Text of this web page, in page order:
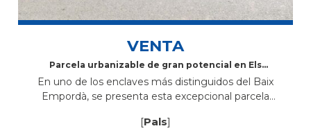
VENTA
Parcela urbanizable de gran potencial en Els
En uno de los enclaves más distinguidos del Baix
Empordà, se presenta esta excepcional parcela
privilegiado donde la tranquilidad, la...
[Pals]